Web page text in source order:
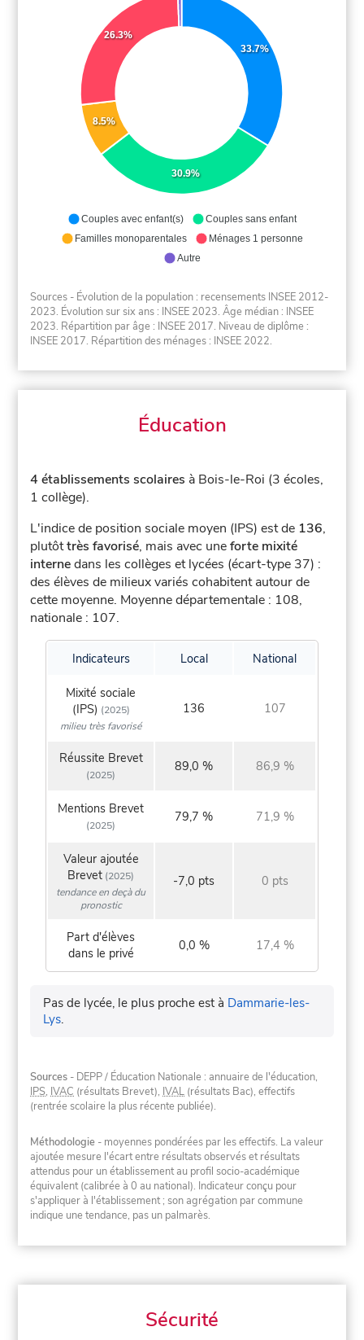
33.7%
30.9%
8.5%
26.3%
Couples avec enfant(s)
Couples sans enfant
Familles monoparentales
Ménages 1 personne
Autre
Sources - Évolution de la population : recensements INSEE 2012-
2023. Évolution sur six ans : INSEE 2023. Âge médian : INSEE
2023. Répartition par âge : INSEE 2017. Niveau de diplôme :
INSEE 2017. Répartition des ménages : INSEE 2022.
Éducation
4 établissements scolaires à Bois-le-Roi (3 écoles,
1 collège).
L'indice de position sociale moyen (IPS) est de 136,
plutôttrès favorisé, mais avec uneforte mixité
internedans les collèges et lycées (écart-type 37) :
des élèves de milieux variés cohabitent autour de
cette moyenne. Moyenne départementale : 108,
nationale : 107.
Indicateurs Local National
Mixité sociale
(IPS) (2025)
milieu très favorisé
136 107
Réussite Brevet
(2025)
89,0 % 86,9 %
Mentions Brevet
(2025)
79,7 % 71,9 %
Valeur ajoutée
Brevet (2025)
tendance en deçà du
pronostic
-7,0 pts 0 pts
Part d'élèves
dans le privé
0,0 % 17,4 %
Pas de lycée, le plus proche est à Dammarie-les-
Lys.
Sources - DEPP / Éducation Nationale : annuaire de l'éducation,
IPS, IVAC (résultats Brevet), IVAL (résultats Bac), effectifs
(rentrée scolaire la plus récente publiée).
Méthodologie - moyennes pondérées par les effectifs. La valeur
ajoutée mesure l'écart entre résultats observés et résultats
attendus pour un établissement au profil socio-académique
équivalent (calibrée à 0 au national). Indicateur conçu pour
s'appliquer à l'établissement ; son agrégation par commune
indique une tendance, pas un palmarès.
Sécurité